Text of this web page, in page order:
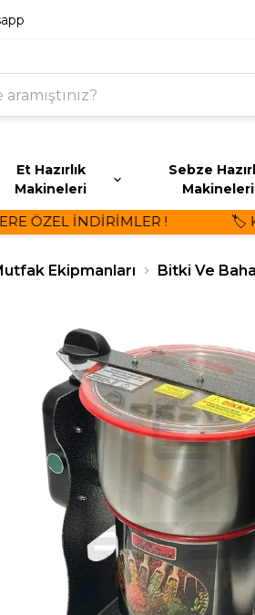
Et Hazırlık
Makineleri
Sebze
Makineleri
ÖZEL İNDİRİMLER ! 🏷️
Ekipmanları Bitki Ve